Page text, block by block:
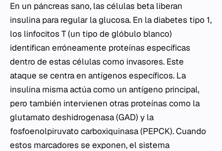
En un páncreas sano, las células beta liberan
insulina para regular la glucosa. En la diabetes tipo 1,
los linfocitos T (un tipo de glóbulo blanco)
identifican erróneamente proteínas específicas
dentro de estas células como invasores. Este
ataque se centra en antígenos específicos. La
insulina misma actúa como un antígeno principal,
pero también intervienen otras proteínas como la
glutamato deshidrogenasa (GAD) y la
fosfoenolpiruvato carboxiquinasa (PEPCK). Cuando
estos marcadores se exponen, el sistema